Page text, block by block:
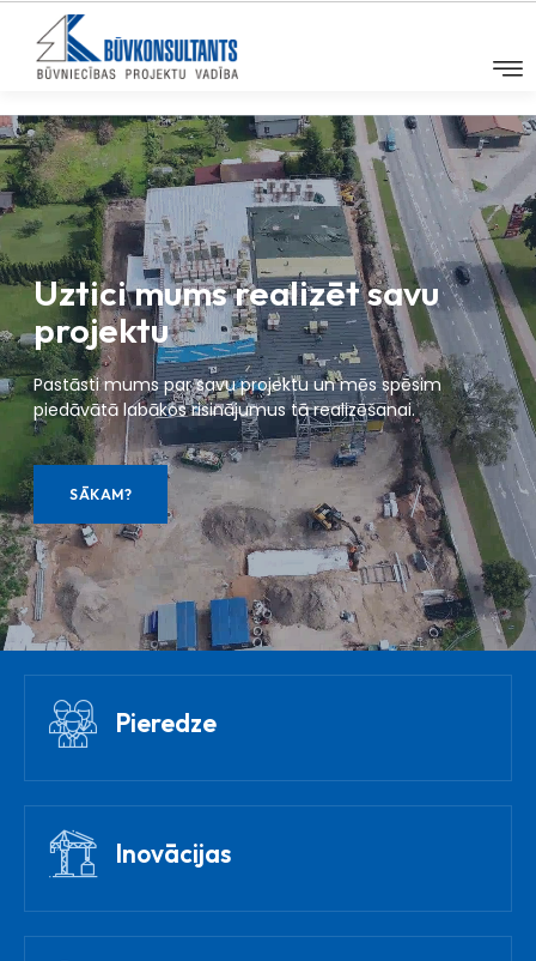
Uztici mums realizēt savu
projektu
Pastāsti mums par savu projektu un mēs spēsim
piedāvātā labākos risinājumus tā realizēšanai.
SĀKAM?
Pieredze
Inovācijas